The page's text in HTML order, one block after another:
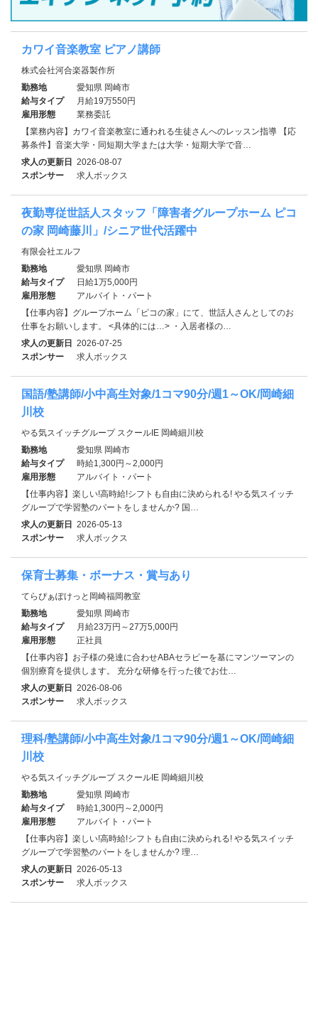
カワイ音楽教室 ピアノ講師
株式会社河合楽器製作所
勤務地
愛知県 岡崎市
給与タイプ
月給19万550円
雇用形態
業務委託
【業務内容】カワイ音楽教室に通われる生徒さんへのレッスン指導 【応
募条件】音楽大学・同短期大学または大学・短期大学で音…
求人の更新日 2026-08-07
スポンサー
求人ボックス
夜勤専従世話人スタッフ「障害者グループホーム ピコ
の家 岡崎藤川」/シニア世代活躍中
有限会社エルフ
勤務地
愛知県 岡崎市
給与タイプ
日給1万5,000円
雇用形態
アルバイト・パート
【仕事内容】グループホーム「ピコの家」にて、世話人さんとしてのお
仕事をお願いします。 <具体的には…> ・入居者様の…
求人の更新日 2026-07-25
スポンサー
求人ボックス
国語/塾講師/小中高生対象/1コマ90分/週1～OK/岡崎細
川校
やる気スイッチグループ スクールIE 岡崎細川校
勤務地
愛知県 岡崎市
給与タイプ
時給1,300円～2,000円
雇用形態
アルバイト・パート
【仕事内容】楽しい!高時給!シフトも自由に決められる! やる気スイッチ
グループで学習塾のパートをしませんか? 国…
求人の更新日 2026-05-13
スポンサー
求人ボックス
保育士募集・ボーナス・賞与あり
てらぴぁぽけっと岡崎福岡教室
勤務地
愛知県 岡崎市
給与タイプ
月給23万円～27万5,000円
雇用形態
正社員
【仕事内容】お子様の発達に合わせABAセラピーを基にマンツーマンの
個別療育を提供します。 充分な研修を行った後でお仕…
求人の更新日 2026-08-06
スポンサー
求人ボックス
理科/塾講師/小中高生対象/1コマ90分/週1～OK/岡崎細
川校
やる気スイッチグループ スクールIE 岡崎細川校
勤務地
愛知県 岡崎市
給与タイプ
時給1,300円～2,000円
雇用形態
アルバイト・パート
【仕事内容】楽しい!高時給!シフトも自由に決められる! やる気スイッチ
グループで学習塾のパートをしませんか? 理…
求人の更新日 2026-05-13
スポンサー
求人ボックス